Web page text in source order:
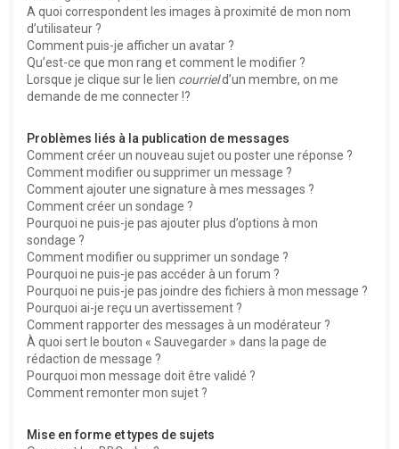
A quoi correspondent les images à proximité de mon nom
d’utilisateur ?
Comment puis-je afficher un avatar ?
Qu’est-ce que mon rang et comment le modifier ?
Lorsque je clique sur le lien courrield’un membre, on me
demande de me connecter !?
Problèmes liés à la publication de messages
Comment créer un nouveau sujet ou poster une réponse ?
Comment modifier ou supprimer un message ?
Comment ajouter une signature à mes messages ?
Comment créer un sondage ?
Pourquoi ne puis-je pas ajouter plus d’options à mon
sondage ?
Comment modifier ou supprimer un sondage ?
Pourquoi ne puis-je pas accéder à un forum ?
Pourquoi ne puis-je pas joindre des fichiers à mon message ?
Pourquoi ai-je reçu un avertissement ?
Comment rapporter des messages à un modérateur ?
À quoi sert le bouton « Sauvegarder » dans la page de
rédaction de message ?
Pourquoi mon message doit être validé ?
Comment remonter mon sujet ?
Mise en forme et types de sujets